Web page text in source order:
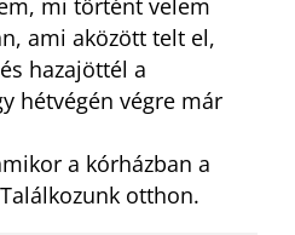
mi történt velem
ami aközött telt el,
hazajöttél a
hétvégén végre már
a kórházban a
otthon.